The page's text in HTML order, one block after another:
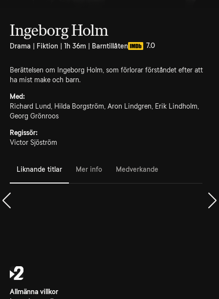
Ingeborg Holm
Drama | Fiktion | 1h 36m | Barntillåten 7.0
Berättelsen om Ingeborg Holm, som förlorar förståndet efter att
ha mist make och barn.
Med:
Richard Lund, Hilda Borgström, Aron Lindgren, Erik Lindholm,
Georg Grönroos
Regissör:
Victor Sjöström
Liknande titlar Mer info Medverkande
Allmänna villkor